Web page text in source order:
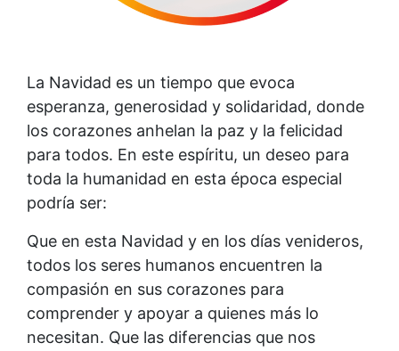
La Navidad es un tiempo que evoca
esperanza, generosidad y solidaridad, donde
los corazones anhelan la paz y la felicidad
para todos. En este espíritu, un deseo para
toda la humanidad en esta época especial
podría ser:
Que en esta Navidad y en los días venideros,
todos los seres humanos encuentren la
compasión en sus corazones para
comprender y apoyar a quienes más lo
necesitan. Que las diferencias que nos